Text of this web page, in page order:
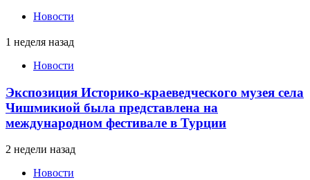
Новости
1 неделя назад
Новости
Экспозиция Историко-краеведческого музея села
Чишмикиой была представлена на
международном фестивале в Турции
2 недели назад
Новости